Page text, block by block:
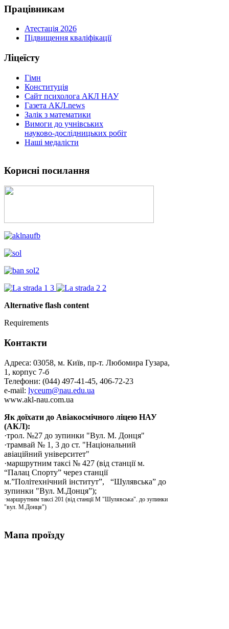
Працівникам
Атестація 2026
Підвищення кваліфікації
Ліцеїсту
Гімн
Конституція
Сайт психолога АКЛ НАУ
Газета АКЛ.news
Залік з математики
Вимоги до учнівських
науково-дослідницьких робіт
Наші медалісти
Корисні посилання
Alternative flash content
Requirements
Контакти
Адреса: 03058, м. Київ, пр-т. Любомира Гузара,
1, корпус 7-б
Телефони: (044) 497-41-45, 406-72-23
e-mail: lyceum@nau.edu.ua
www.akl-nau.com.ua
Як доїхати до Авіакосмічного ліцею НАУ
(АКЛ):
·трол. №27 до зупинки "Вул. М. Донця"
·трамвай № 1, 3 до ст. "Національний
авіаційний університет"
·маршрутним таксі № 427 (від станції м.
“Палац Спорту” через станції
м.”Політехнічний інститут”, “Шулявська” до
зупинки "Вул. М.Донця”);
·маршрутним таксі 201 (від станції М "Шулявська". до зупинки
"вул. М.Донця")
Мапа проїзду